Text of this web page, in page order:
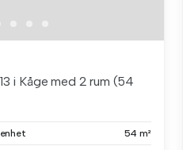
i Kåge med 2 rum (54
54 m²